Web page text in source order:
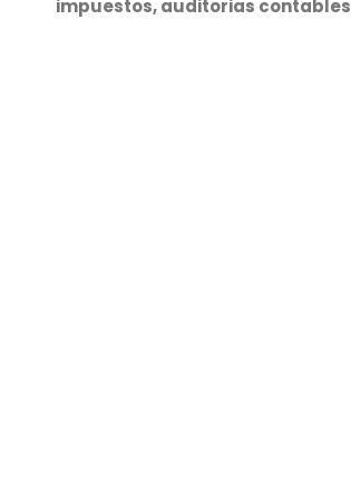
impuestos, auditorias contables